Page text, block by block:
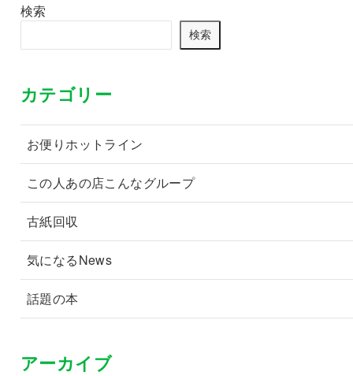
検索
検索
カテゴリー
お便りホットライン
この人あの店こんなグループ
古紙回収
気になるNews
話題の本
アーカイブ